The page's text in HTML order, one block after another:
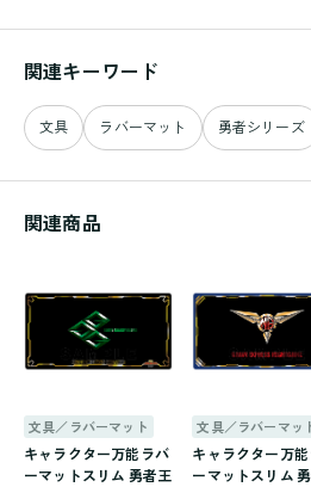
関連キーワード
文具 ラバーマット 勇者シリーズ
関連商品
文具／ラバーマット
キャラクター万能ラバ
ーマットスリム 勇者王
文具／ラバーマッ
キャラクター万
ーマットスリム